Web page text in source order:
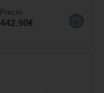
Precio
442.90€